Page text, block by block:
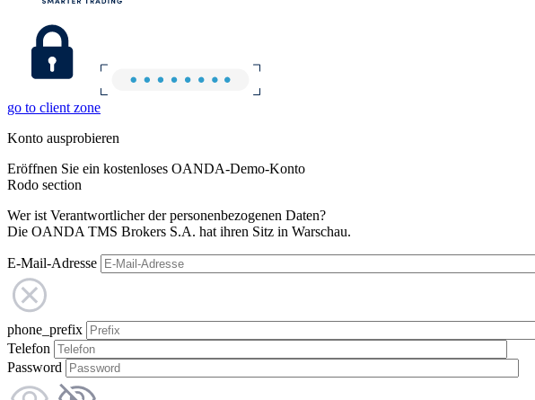
go to client zone
Konto ausprobieren
Eröffnen Sie ein kostenloses OANDA-Demo-Konto
Rodo section
Wer ist Verantwortlicher der personenbezogenen Daten?
Die OANDA TMS Brokers S.A. hat ihren Sitz in Warschau.
E-Mail-Adresse
phone_prefix
Telefon
Password